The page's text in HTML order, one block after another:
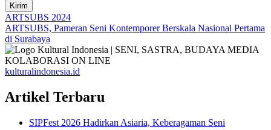
Kirim
Navigasi
pos
ARTSUBS 2024
ARTSUBS, Pameran Seni Kontemporer Berskala Nasional Pertama
di Surabaya
kulturalindonesia.id
Artikel Terbaru
SIPFest 2026 Hadirkan Asiaria, Keberagaman Seni